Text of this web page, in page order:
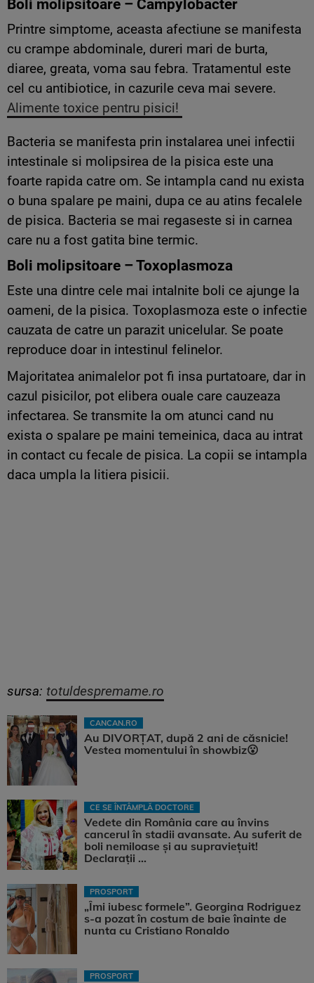
Boli molipsitoare – Campylobacter
Printre simptome, aceasta afectiune se manifesta
cu crampe abdominale, dureri mari de burta,
diaree, greata, voma sau febra. Tratamentul este
cel cu antibiotice, in cazurile ceva mai severe.
Alimente toxice pentru pisici!
Bacteria se manifesta prin instalarea unei infectii
intestinale si molipsirea de la pisica este una
foarte rapida catre om. Se intampla cand nu exista
o buna spalare pe maini, dupa ce au atins fecalele
de pisica. Bacteria se mai regaseste si in carnea
care nu a fost gatita bine termic.
Boli molipsitoare – Toxoplasmoza
Este una dintre cele mai intalnite boli ce ajunge la
oameni, de la pisica. Toxoplasmoza este o infectie
cauzata de catre un parazit unicelular. Se poate
reproduce doar in intestinul felinelor.
Majoritatea animalelor pot fi insa purtatoare, dar in
cazul pisicilor, pot elibera ouale care cauzeaza
infectarea. Se transmite la om atunci cand nu
exista o spalare pe maini temeinica, daca au intrat
in contact cu fecale de pisica. La copii se intampla
daca umpla la litiera pisicii.
sursa: totuldespremame.ro
CANCAN.RO
Au DIVORȚAT, după 2 ani de căsnicie!
Vestea momentului în showbiz😮
CE SE ÎNTÂMPLĂ DOCTORE
Vedete din România care au învins
cancerul în stadii avansate. Au suferit de
boli nemiloase şi au supravieţuit!
Declarații ...
PROSPORT
„Îmi iubesc formele”. Georgina Rodriguez
s-a pozat în costum de baie înainte de
nunta cu Cristiano Ronaldo
PROSPORT